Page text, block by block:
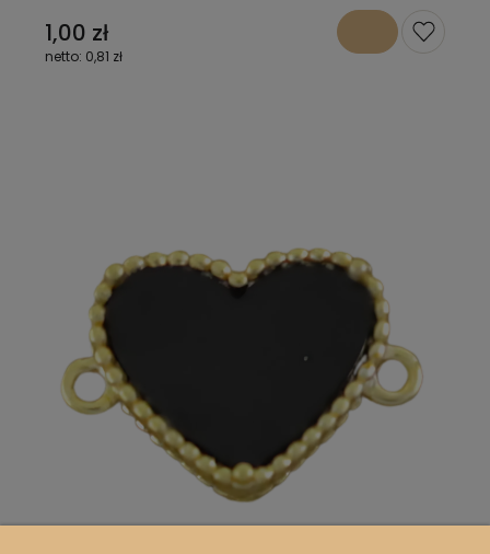
1,00 zł
0,81 zł